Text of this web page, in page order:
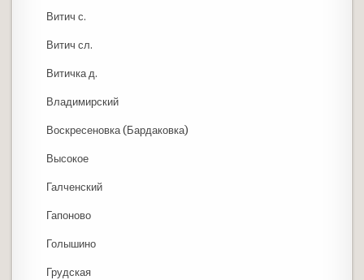
Витич с.
Витич сл.
Витичка д.
Владимирский
Воскресеновка (Бардаковка)
Высокое
Галченский
Гапоново
Голышино
Грудская